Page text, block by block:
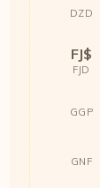
DZD
FJ$
FJD
GGP
GNF